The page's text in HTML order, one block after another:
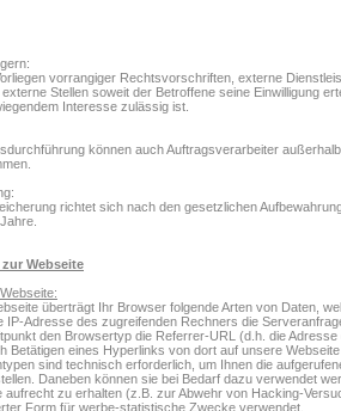
vorrangiger Rechtsvorschriften, externe
Stellen soweit der Betroffene seine Einwilligung
Interesse zulässig ist.
können auch Auftragsverarbeiter
richtet sich nach den gesetzlichen
Webseite
überträgt Ihr Browser folgende Arten von Daten,
IP-Adresse des zugreifenden Rechners die
den Browsertyp die Referrer-URL (d.h. die
Betätigen eines Hyperlinks von dort auf unsere
sind technisch erforderlich, um Ihnen die
Daneben können sie bei Bedarf dazu verwendet
aufrecht zu erhalten (z.B. zur Abwehr von Hacking-
Form für werbe-statistische Zwecke verwendet.